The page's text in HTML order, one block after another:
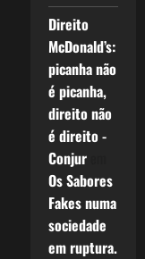
Direito
McDonald’s:
picanha não
é picanha,
direito não
é direito -
Conjurem
Os Sabores
Fakes numa
sociedade
em ruptura.